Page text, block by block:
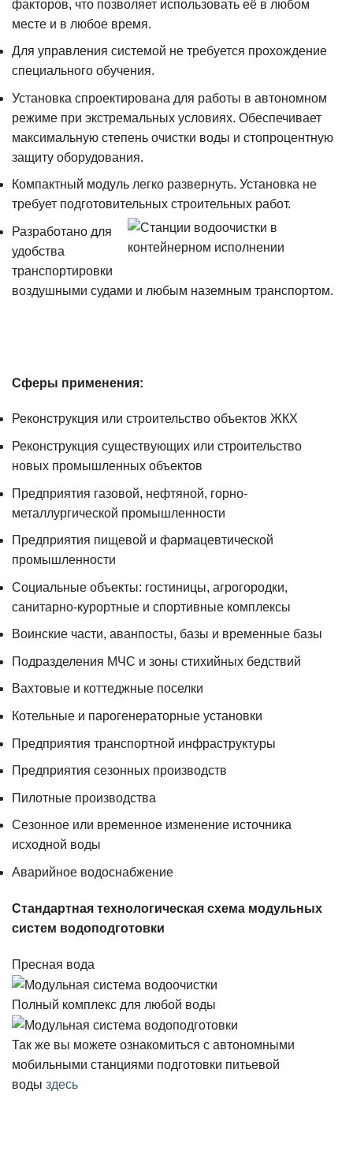
факторов, что позволяет использовать её в любом
месте и в любое время.
Для управления системой не требуется прохождение
специального обучения.
Установка спроектирована для работы в автономном
режиме при экстремальных условиях. Обеспечивает
максимальную степень очистки воды и стопроцентную
защиту оборудования.
Компактный модуль легко развернуть. Установка не
требует подготовительных строительных работ.
Разработано для
удобства
транспортировки
воздушными судами и любым наземным транспортом.
Сферы применения:
Реконструкция или строительство объектов ЖКХ
Реконструкция существующих или строительство
новых промышленных объектов
Предприятия газовой, нефтяной, горно-
металлургической промышленности
Предприятия пищевой и фармацевтической
промышленности
Социальные объекты: гостиницы, агрогородки,
санитарно-курортные и спортивные комплексы
Воинские части, аванпосты, базы и временные базы
Подразделения МЧС и зоны стихийных бедствий
Вахтовые и коттеджные поселки
Котельные и парогенераторные установки
Предприятия транспортной инфраструктуры
Предприятия сезонных производств
Пилотные производства
Сезонное или временное изменение источника
исходной воды
Аварийное водоснабжение
Стандартная технологическая схема модульных
систем водоподготовки
Пресная вода
Полный комплекс для любой воды
Так же вы можете ознакомиться с автономными
мобильными станциями подготовки питьевой
воды здесь